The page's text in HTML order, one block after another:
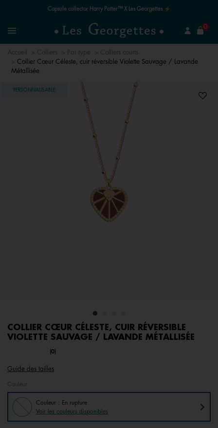
Capsule collector Harry Potter™ X Les Georgettes ⚡
MenuRecherchez un bijou
0
Collier Cœur Céleste, cuir réversible Violette Sauvage / Lavande
Métallisée
PERSONNALISABLE
COLLIER CŒUR CÉLESTE, CUIR RÉVERSIBLE
VIOLETTE SAUVAGE / LAVANDE MÉTALLISÉE
undefined out of 5 Customer Rating
Aucune
de
sur
la
même
(0)
Guide des tailles
Couleur : En rupture
Voir les couleurs disponibles